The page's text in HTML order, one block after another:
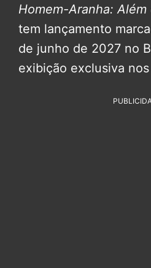
Homem-Aranha:
tem lançamento
de junho de 2027 no
exibição exclusiva